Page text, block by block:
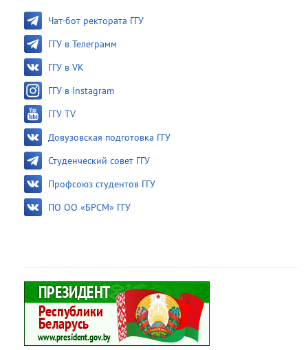
Чат-бот ректората ГГУ
ГГУ в Телеграмм
ГГУ в VK
ГГУ в Instagram
ГГУ TV
Довузовская подготовка ГГУ
Студенческий совет ГГУ
Профсоюз студентов ГГУ
ПО ОО «БРСМ» ГГУ